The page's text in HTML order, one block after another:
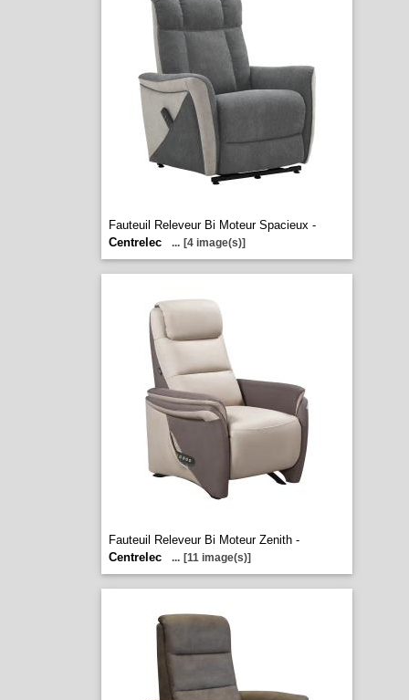
Fauteuil Releveur Bi Moteur Spacieux -
Centrelec
... [4 image(s)]
Fauteuil Releveur Bi Moteur Zenith -
Centrelec
... [11 image(s)]